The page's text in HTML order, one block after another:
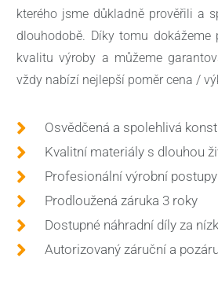
kterého jsme důkladně prověřili a
dlouhodobě. Díky tomu dokážeme
kvalitu výroby a můžeme
vždy nabízí nejlepší poměr cena /
Osvědčená a spolehlivá
Kvalitní materiály s dlouhou
Profesionální výrobní postupy
Prodloužená záruka 3 roky
Dostupné náhradní díly za
Autorizovaný záruční a